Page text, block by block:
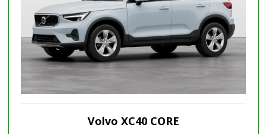
Volvo XC40 CORE